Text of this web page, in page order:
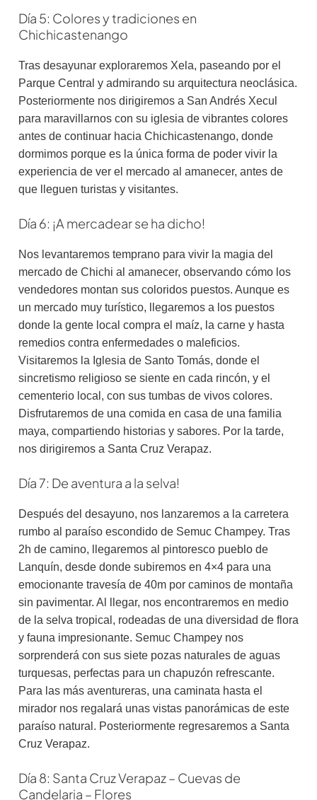
Día 5: Colores y tradiciones en
Chichicastenango
Tras desayunar exploraremos Xela, paseando por el
Parque Central y admirando su arquitectura neoclásica.
Posteriormente nos dirigiremos a San Andrés Xecul
para maravillarnos con su iglesia de vibrantes colores
antes de continuar hacia Chichicastenango, donde
dormimos porque es la única forma de poder vivir la
experiencia de ver el mercado al amanecer, antes de
que lleguen turistas y visitantes.
Día 6: ¡A mercadear se ha dicho!
Nos levantaremos temprano para vivir la magia del
mercado de Chichi al amanecer, observando cómo los
vendedores montan sus coloridos puestos. Aunque es
un mercado muy turístico, llegaremos a los puestos
donde la gente local compra el maíz, la carne y hasta
remedios contra enfermedades o maleficios.
Visitaremos la Iglesia de Santo Tomás, donde el
sincretismo religioso se siente en cada rincón, y el
cementerio local, con sus tumbas de vivos colores.
Disfrutaremos de una comida en casa de una familia
maya, compartiendo historias y sabores. Por la tarde,
nos dirigiremos a Santa Cruz Verapaz.
Día 7: De aventura a la selva!
Después del desayuno, nos lanzaremos a la carretera
rumbo al paraíso escondido de Semuc Champey. Tras
2h de camino, llegaremos al pintoresco pueblo de
Lanquín, desde donde subiremos en 4×4 para una
emocionante travesía de 40m por caminos de montaña
sin pavimentar. Al llegar, nos encontraremos en medio
de la selva tropical, rodeadas de una diversidad de flora
y fauna impresionante. Semuc Champey nos
sorprenderá con sus siete pozas naturales de aguas
turquesas, perfectas para un chapuzón refrescante.
Para las más aventureras, una caminata hasta el
mirador nos regalará unas vistas panorámicas de este
paraíso natural. Posteriormente regresaremos a Santa
Cruz Verapaz.
Día 8: Santa Cruz Verapaz – Cuevas de
Candelaria – Flores